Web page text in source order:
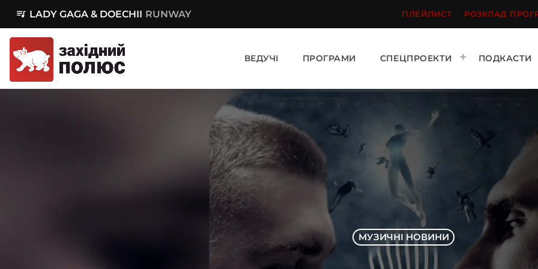
queue_music LADY GAGA & DOECHII RUNWAY ПЛЕЙЛИСТ РОЗКЛАД
ВЕДУЧІ ПРОГРАМИ СПЕЦПРОЕКТИ ПОДКАСТИ
МУЗИЧНІ НОВИНИ